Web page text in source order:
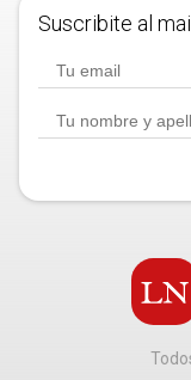
Suscribite al